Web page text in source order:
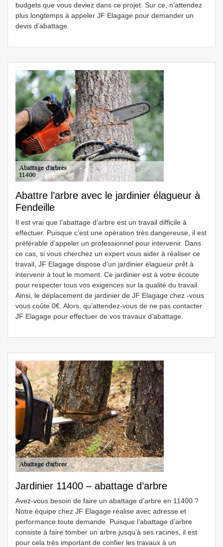
budgets que vous deviez dans ce projet. Sur ce, n’attendez
plus longtemps à appeler JF Elagage pour demander un
devis d’abattage.
Abattre l’arbre avec le jardinier élagueur à
Fendeille
Il est vrai que l’abattage d’arbre est un travail difficile à
effectuer. Puisque c’est une opération très dangereuse, il est
préférable d’appeler un professionnel pour intervenir. Dans
ce cas, si vous cherchez un expert vous aider à réaliser ce
travail, JF Elagage dispose d’un jardinier élagueur prêt à
intervenir à tout le moment. Ce jardinier est à votre écoute
pour respecter tous vos exigences sur la qualité du travail.
Ainsi, le déplacement de jardinier de JF Elagage chez -vous
vous coûte 0€. Alors, qu’attendez-vous de ne pas contacter
JF Elagage pour effectuer de vos travaux d’abattage.
Jardinier 11400 – abattage d’arbre
Avez-vous besoin de faire un abattage d’arbre en 11400 ?
Notre équipe chez JF Elagage réalise avec adresse et
performance toute demande. Puisque l’abattage d’arbre
consiste à faire tomber un arbre jusqu’à ses racines, il est
pour cela très important de confier les travaux à un